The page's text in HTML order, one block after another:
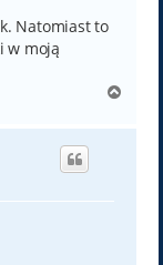
Natomiast to
w moją
g